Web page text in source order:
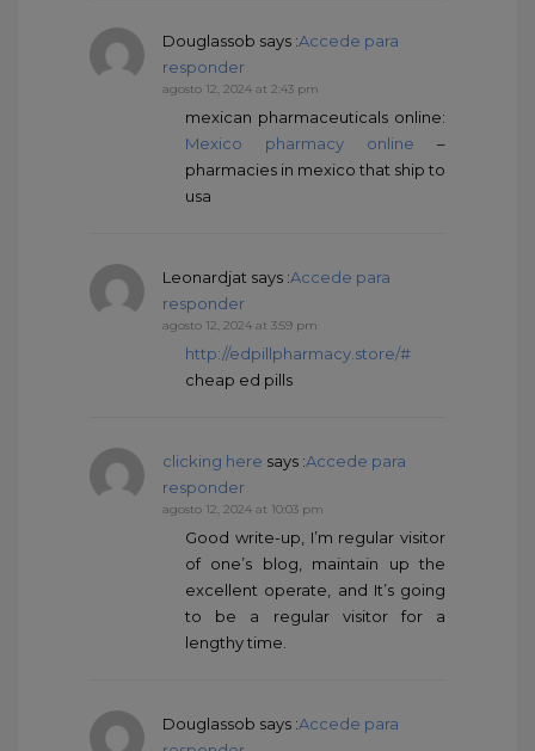
Douglassob says :Accede para
responder
agosto 12, 2024 at 2:43 pm
mexican pharmaceuticals online:
Mexico pharmacy online –
pharmacies in mexico that ship to
usa
Leonardjat says :Accede para
responder
agosto 12, 2024 at 3:59 pm
http://edpillpharmacy.store/#
cheap ed pills
clicking here says :Accede para
responder
agosto 12, 2024 at 10:03 pm
Good write-up, I’m regular visitor
of one’s blog, maintain up the
excellent operate, and It’s going
to be a regular visitor for a
lengthy time.
Douglassob says :Accede para